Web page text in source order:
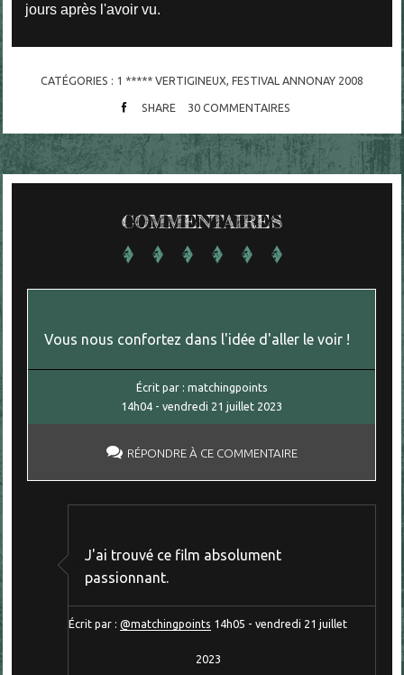
jours après l'avoir vu.
CATÉGORIES : 1 ***** VERTIGINEUX, FESTIVAL ANNONAY 2008
SHARE 30 COMMENTAIRES
COMMENTAIRES
Vous nous confortez dans l'idée d'aller le voir !
Écrit par : matchingpoints
14h04 -vendredi 21 juillet 2023
RÉPONDRE À CE COMMENTAIRE
J'ai trouvé ce film absolument
passionnant.
Écrit par :@matchingpoints 14h05 -vendredi 21 juillet
2023